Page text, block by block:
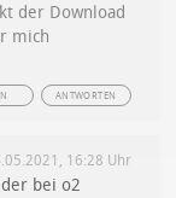
der Download
mich
ANTWORTEN
16:28 Uhr
bei o2